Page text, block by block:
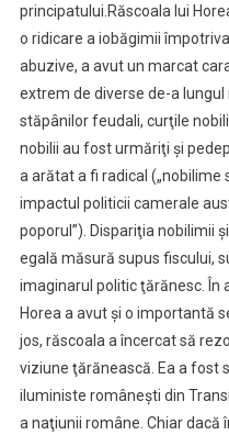
principatului.Răscoala lui
o ridicare a iobăgimii
abuzive, a avut un marcat
extrem de diverse de-a
stăpânilor feudali, curţile
nobilii au fost urmăriţi şi
a arătat a fi radical („nobilime
impactul politicii camerale
poporul”). Dispariţia nobilimii
egală măsură supus fiscului,
imaginarul politic ţărănesc. În
Horea a avut şi o importantă
jos, răscoala a încercat să
viziune ţărănească. Ea a fost
iluministe româneşti din
a naţiunii române. Chiar